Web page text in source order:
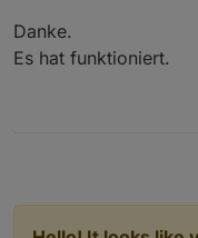
Danke.
Es hat funktioniert.